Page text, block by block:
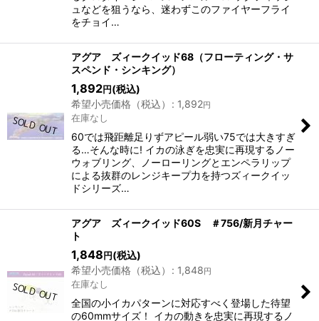
ュなどを狙うなら、迷わずこのファイヤーフライ
をチョイ…
アグア ズィークイッド68（フローティング・サ
スペンド・シンキング）
1,892円(税込)
希望小売価格（税込）
: 1,892円
在庫なし
60では飛距離足りずアピール弱い75では大きすぎ
る…そんな時に! イカの泳ぎを忠実に再現するノー
ウォブリング、ノーローリングとエンペラリップ
による抜群のレンジキープ力を持つズィークイッ
ドシリーズ…
アグア ズィークイッド60S ＃756/新月チャー
ト
1,848円(税込)
希望小売価格（税込）
: 1,848円
在庫なし
全国の小イカパターンに対応すべく登場した待望
の60mmサイズ！ イカの動きを忠実に再現するノ